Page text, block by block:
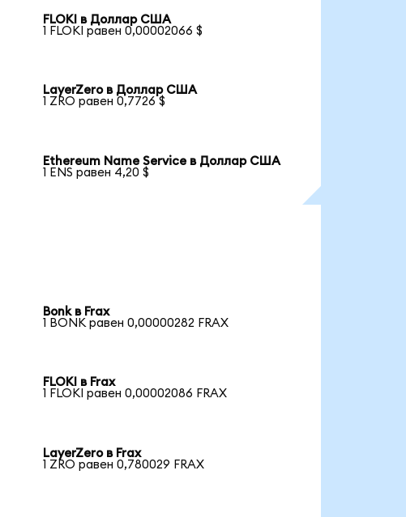
FLOKI в Доллар США
1 FLOKI равен 0,00002066 $
LayerZero в Доллар США
1 ZRO равен 0,7726 $
Ethereum Name Service в Доллар США
1 ENS равен 4,20 $
Bonk в Frax
1 BONK равен 0,00000282 FRAX
FLOKI в Frax
1 FLOKI равен 0,00002086 FRAX
LayerZero в Frax
1 ZRO равен 0,780029 FRAX